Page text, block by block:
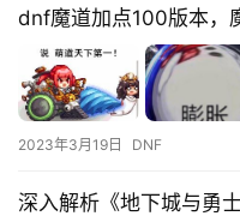
dnf魔道加点100版本，
2023年3月19日 DNF
深入解析《地下城与勇